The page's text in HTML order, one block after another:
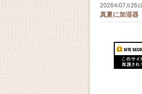
2026年07 月26日
真夏に加湿器